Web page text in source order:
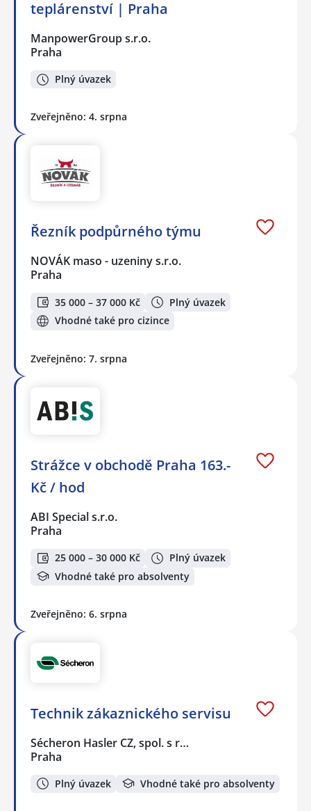
teplárenství | Praha
ManpowerGroup s.r.o.
Praha
Plný úvazek
Zveřejněno: 4. srpna
Řezník podpůrného týmu
NOVÁK maso - uzeniny s.r.o.
Praha
35 000 – 37 000 Kč
Plný úvazek
Vhodné také pro cizince
Zveřejněno: 7. srpna
Strážce v obchodě Praha 163.-
Kč / hod
ABI Special s.r.o.
Praha
25 000 – 30 000 Kč
Plný úvazek
Vhodné také pro absolventy
Zveřejněno: 6. srpna
Technik zákaznického servisu
Sécheron Hasler CZ, spol. s r…
Praha
Plný úvazek Vhodné také pro absolventy